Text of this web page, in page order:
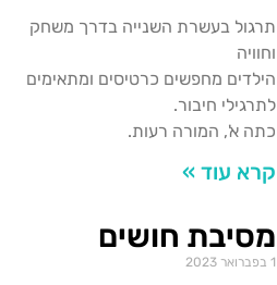
תרגול בעשרת השנייה בדרך משחק
וחוויה
הילדים מחפשים כרטיסים ומתאימים
לתרגילי חיבור.
כתה א', המורה רעות.
קרא עוד »
מסיבת חושים
1 בפברואר 2023